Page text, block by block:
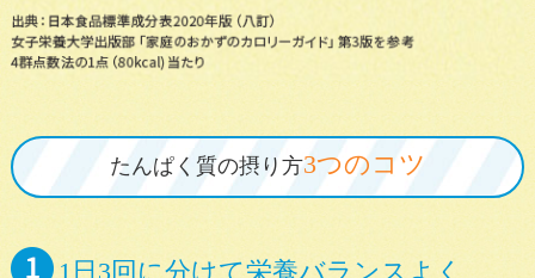
たんぱく質の摂り方3つのコツ
1日3回に分けて栄養バランスよく